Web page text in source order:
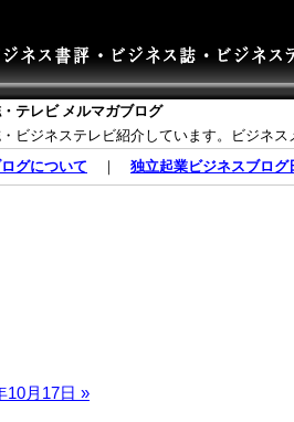
テレビ メルマガブログ
ビジネステレビ紹介しています。ビジネス
グについて ｜ 独立起業ビジネスブログ
10月17日 »